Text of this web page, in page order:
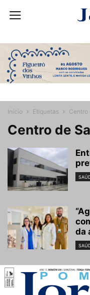
Início Etiquetas Centro
Centro de
da